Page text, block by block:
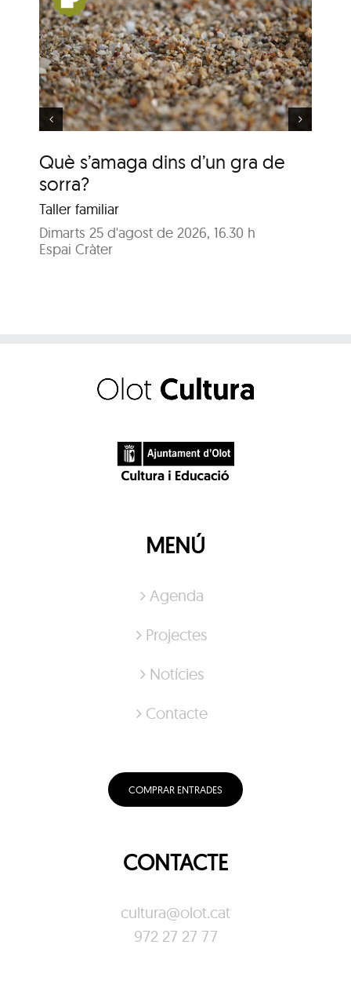
Què s’amaga dins d’un gra de
sorra?
Taller familiar
Dimarts 25 d'agost de 2026, 16.30 h
Espai Cràter
Què s’amaga dins d’un
gra de sorra?
MENÚ
Agenda
Projectes
Notícies
Contacte
COMPRAR ENTRADES
CONTACTE
cultura@olot.cat
972 27 27 77